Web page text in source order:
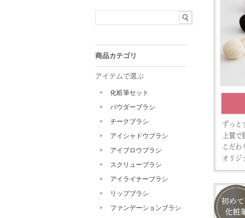
いつ
お客
下記
六角館
ト、オ
また
実店舗
見て
不審な
転売サ
きま
当店
・六
・六
・各社
ご質問
商品カテゴリ
アイテムで選ぶ
化粧筆セット
パウダーブラシ
チークブラシ
アイシャドウブラシ
アイブロウブラシ
スクリューブラシ
アイライナーブラシ
リップブラシ
ファンデーションブラシ